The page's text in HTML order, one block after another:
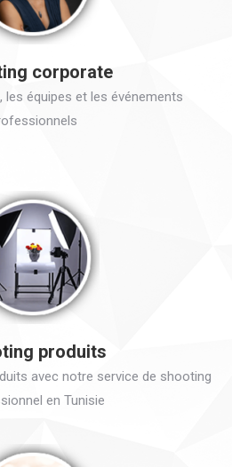
corporate
les équipes et les événements
produits
avec notre service de shooting
en Tunisie